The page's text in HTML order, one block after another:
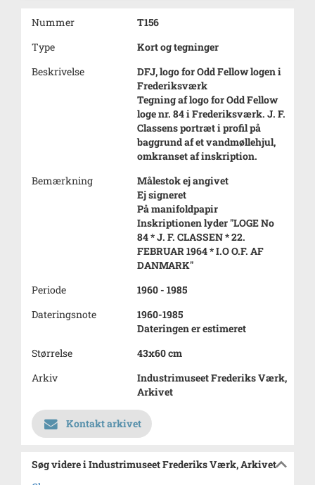
Nummer
T156
Type
Kort og tegninger
Beskrivelse
DFJ, logo for Odd Fellow logen i
Frederiksværk
Tegning af logo for Odd Fellow
loge nr. 84 i Frederiksværk. J. F.
Classens portræt i profil på
baggrund af et vandmøllehjul,
omkranset af inskription.
Bemærkning
Målestok ej angivet
Ej signeret
På manifoldpapir
Inskriptionen lyder "LOGE No
84 * J. F. CLASSEN * 22.
FEBRUAR 1964 * I.O O.F. AF
DANMARK"
Periode
1960 - 1985
Dateringsnote
1960-1985
Dateringen er estimeret
Størrelse
43x60 cm
Arkiv
Industrimuseet Frederiks Værk,
Arkivet
Kontakt arkivet
Søg videre i Industrimuseet Frederiks Værk, Arkivet